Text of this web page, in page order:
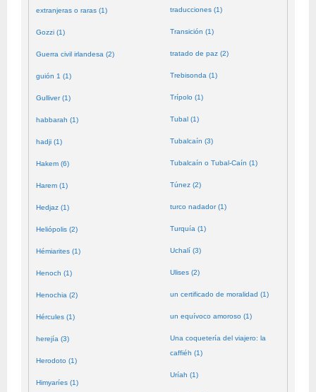
extranjeras o raras (1)
Gozzi (1)
Guerra civil irlandesa (2)
guión 1 (1)
Gulliver (1)
habbarah (1)
hadji (1)
Hakem (6)
Harem (1)
Hedjaz (1)
Heliópolis (2)
Hémiarites (1)
Henoch (1)
Henochia (2)
Hércules (1)
herejía (3)
Herodoto (1)
Himyaríes (1)
traducciones (1)
Transición (1)
tratado de paz (2)
Trebisonda (1)
Trípolo (1)
Tubal (1)
Tubalcaín (3)
Tubalcaín o Tubal-Caín (1)
Túnez (2)
turco nadador (1)
Turquía (1)
Uchalí (3)
Ulises (2)
un certificado de moralidad (1)
un equívoco amoroso (1)
Una coquetería del viajero: la
caffiéh (1)
Uríah (1)